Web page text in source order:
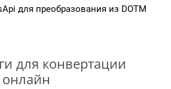
для преобразования из DOTM
для конвертации
онлайн